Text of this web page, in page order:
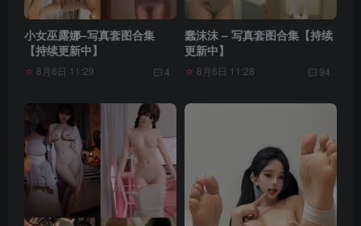
小女巫露娜–写真套图合集
【持续更新中】
8月6日 11:29 4
蠢沫沫 – 写真套图合集【持续
更新中】
8月6日 11:28 94